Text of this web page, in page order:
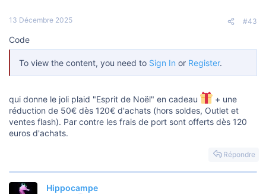
13 Décembre 2025 #43
Code
To view the content, you need to Sign In or Register.
qui donne le joli plaid "Esprit de Noël" en cadeau
+ une
réduction de 50€ dès 120€ d'achats (hors soldes, Outlet et
ventes flash). Par contre les frais de port sont offerts dès 120
euros d'achats.
Répondre
Hippocampe